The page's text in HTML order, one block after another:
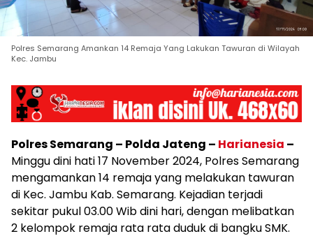
Polres Semarang Amankan 14 Remaja Yang Lakukan Tawuran di Wilayah
Kec. Jambu
Polres Semarang – Polda Jateng – Harianesia –
Minggu dini hati 17 November 2024, Polres Semarang
mengamankan 14 remaja yang melakukan tawuran
di Kec. Jambu Kab. Semarang. Kejadian terjadi
sekitar pukul 03.00 Wib dini hari, dengan melibatkan
2 kelompok remaja rata rata duduk di bangku SMK.